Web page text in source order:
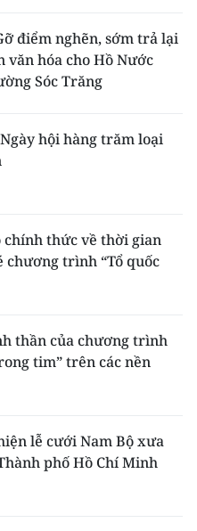
điểm nghẽn, sớm trả lại
văn hóa cho Hồ Nước
Sóc Trăng
hội hàng trăm loại
chính thức về thời gian
chương trình “Tổ quốc
thần của chương trình
tim” trên các nền
lễ cưới Nam Bộ xưa
phố Hồ Chí Minh